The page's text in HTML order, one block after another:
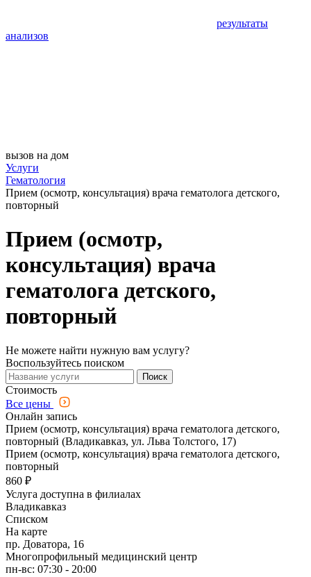
результаты
анализов
вызов на дом
Услуги
Гематология
Прием (осмотр, консультация) врача гематолога детского,
повторный
Прием (осмотр,
консультация) врача
гематолога детского,
повторный
Не можете найти нужную вам услугу?
Воспользуйтесь поиском
Поиск
Стоимость
Все цены
Онлайн запись
Прием (осмотр, консультация) врача гематолога детского,
повторный (Владикавказ, ул. Льва Толстого, 17)
Прием (осмотр, консультация) врача гематолога детского,
повторный
860 ₽
Услуга доступна в филиалах
Владикавказ
Списком
На карте
пр. Доватора, 16
Многопрофильный медицинский центр
пн-вс: 07:30 - 20:00